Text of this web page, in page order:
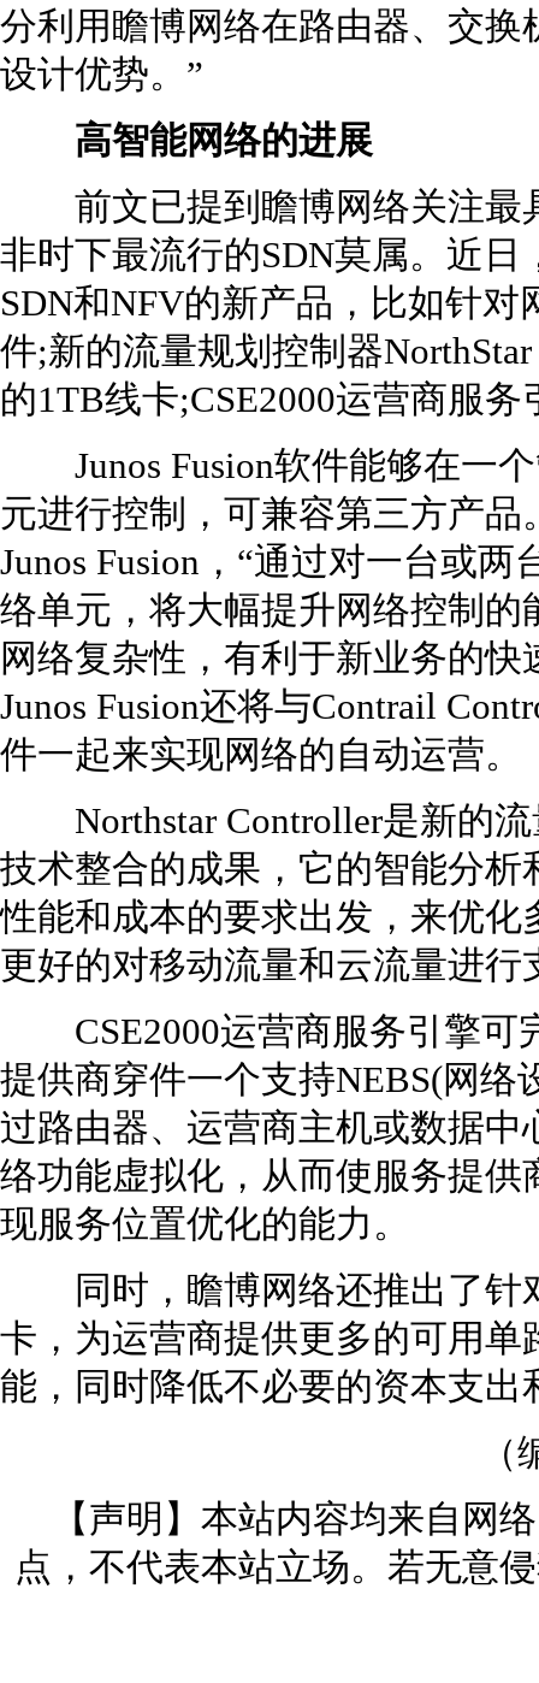
分利用瞻博网络在路由器、交
设计优势。”
高智能网络的进展
前文已提到瞻博网络关注最
非时下最流行的SDN莫属。近
SDN和NFV的新产品，比如针对
件;新的流量规划控制器
的1TB线卡;CSE2000运营商服务
Junos Fusion软件能够在一个
元进行控制，可兼容第三方产品
Junos Fusion，“通过对一台或
络单元，将大幅提升网络控制
网络复杂性，有利于新业务的
Junos Fusion还将与Contrail
件一起来实现网络的自动运营。
Northstar Controller是新的流
技术整合的成果，它的智能分
性能和成本的要求出发，来优
更好的对移动流量和云流量进行
CSE2000运营商服务引擎可
提供商穿件一个支持NEBS(网
过路由器、运营商主机或数据
络功能虚拟化，从而使服务提
现服务位置优化的能力。
同时，瞻博网络还推出了针
卡，为运营商提供更多的可用
能，同时降低不必要的资本支出
【声明】本站内容均来自网
点，不代表本站立场。若无意